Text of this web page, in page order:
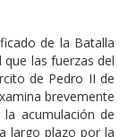
de la Batalla
las fuerzas del
de Pedro II de
brevemente
acumulación de
largo plazo por la